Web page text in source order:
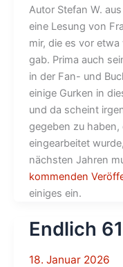
Autor Stefan W.
eine Lesung von
mir, die es vor
gab. Prima auch
in der Fan- und
einige Gurken in
und da scheint
gegeben zu
eingearbeitet
nächsten Jahren
kommenden
einiges ein.
Endlich
18. Januar 2026